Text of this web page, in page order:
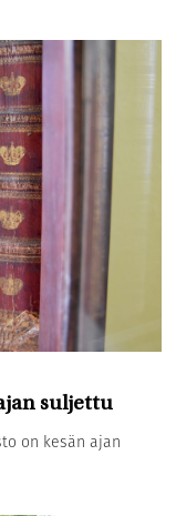
suljettu
on kesän ajan